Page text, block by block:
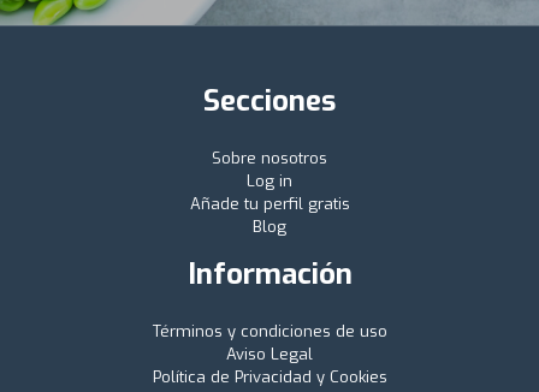
Secciones
Sobre nosotros
Log in
Añade tu perfil gratis
Blog
Información
Términos y condiciones de uso
Aviso Legal
Política de Privacidad y Cookies